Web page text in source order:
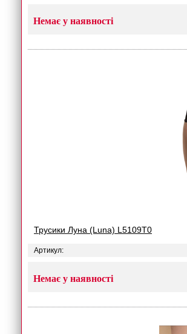
Немає у наявності
Трусики Луна (Luna) L5109T0
Артикул:
Немає у наявності